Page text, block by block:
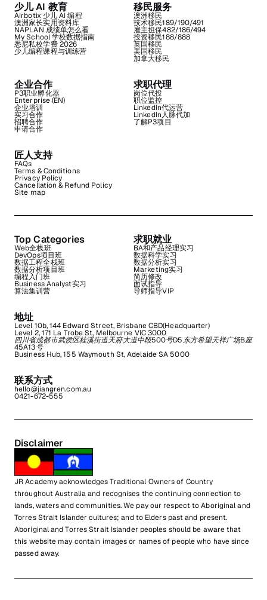
少儿 AI 教育
Airbotix 少儿 AI 编程
澳洲家长实用资料库
NAPLAN 成绩单怎么看
My School 学校数据指南
悉尼私校学费 2026
少儿编程课程与训练营
移民服务
澳洲移民
技术移民189/190/491
雇主担保482/186/494
投资移民188/888
英国移民
美国移民
加拿大移民
企业合作
P3职业孵化器
Enterprise (EN)
企业培训
实习合作
招聘合作
申请合作
求职代理
岗位代投
职位监控
LinkedIn代运营
LinkedIn人脉代加
了解P3项目
匠人支持
FAQs
Terms & Conditions
Privacy Policy
Cancellation & Refund Policy
Site map
Top Categories
Web全栈班
DevOps项目班
数据工程全栈班
数据分析项目班
编程入门班
Business Analyst实习
算法集训营
求职就业
BA和产品经理实习
数据科学实习
数据分析实习
Marketing实习
简历修改
面试指导
导师指导VIP
地址
Level 10b, 144 Edward Street, Brisbane CBD(Headquarter)
Level 2, 171 La Trobe St, Melbourne VIC 3000
四川省成都市武侯区桂溪街道天府大道中段500号D5东方希望天祥广场B座
45A13号
Business Hub, 155 Waymouth St, Adelaide SA 5000
联系方式
hello@jiangren.com.au
0421-672-555
Disclaimer
JR Academy acknowledges Traditional Owners of Country
throughout Australia and recognises the continuing connection to
lands, waters and communities. We pay our respect to Aboriginal and
Torres Strait Islander cultures; and to Elders past and present.
Aboriginal and Torres Strait Islander peoples should be aware that
this website may contain images or names of people who have since
passed away.